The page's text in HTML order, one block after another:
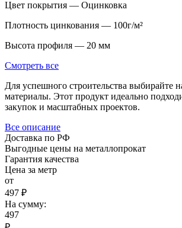
Цвет покрытия — Оцинковка
Плотность цинкования — 100г/м²
Высота профиля — 20 мм
Смотреть все
Для успешного строительства выбирайте
материалы. Этот продукт идеально
закупок и масштабных проектов.
Все описание
Доставка по РФ
Выгодные цены на металлопрокат
Гарантия качества
Цена за метр
от
497 ₽
На сумму:
497